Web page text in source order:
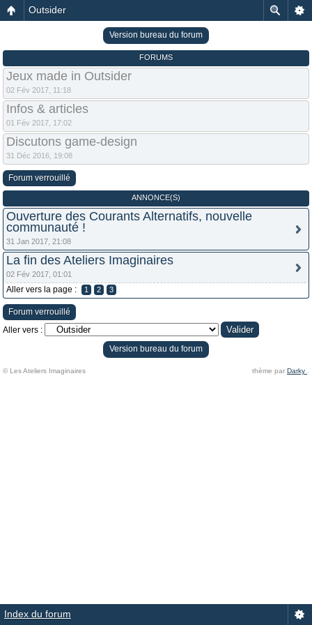
Outsider
Version bureau du forum
FORUMS
Jeux made in Outsider
02 Fév 2017, 11:18
Infos & articles
01 Fév 2017, 17:02
Discutons game-design
31 Déc 2016, 19:08
Forum verrouillé
ANNONCE(S)
Ouverture des Courants Alternatifs, nouvelle
communauté !
31 Jan 2017, 21:08
La fin des Ateliers Imaginaires
02 Fév 2017, 01:01
Aller vers la page : 1 2 3
Forum verrouillé
Aller vers :
Version bureau du forum
© Les Ateliers Imaginaires thème par Darky
Index du forum